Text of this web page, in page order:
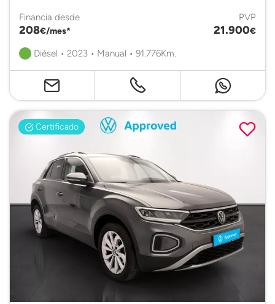
Financia desde
208€/mes*
PVP
21.900€
Diésel • 2023 • Manual • 91.776Km.
Certificado